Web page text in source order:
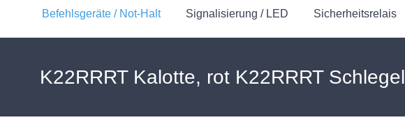
Befehlsgeräte / Not-Halt Signalisierung / LED Sicherheitsrelais
K22RRRT Kalotte, rot K22RRRT Schlegel